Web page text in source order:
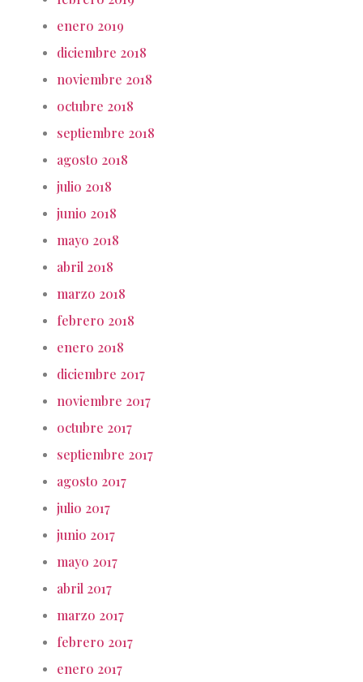
enero 2019
diciembre 2018
noviembre 2018
octubre 2018
septiembre 2018
agosto 2018
julio 2018
junio 2018
mayo 2018
abril 2018
marzo 2018
febrero 2018
enero 2018
diciembre 2017
noviembre 2017
octubre 2017
septiembre 2017
agosto 2017
julio 2017
junio 2017
mayo 2017
abril 2017
marzo 2017
febrero 2017
enero 2017